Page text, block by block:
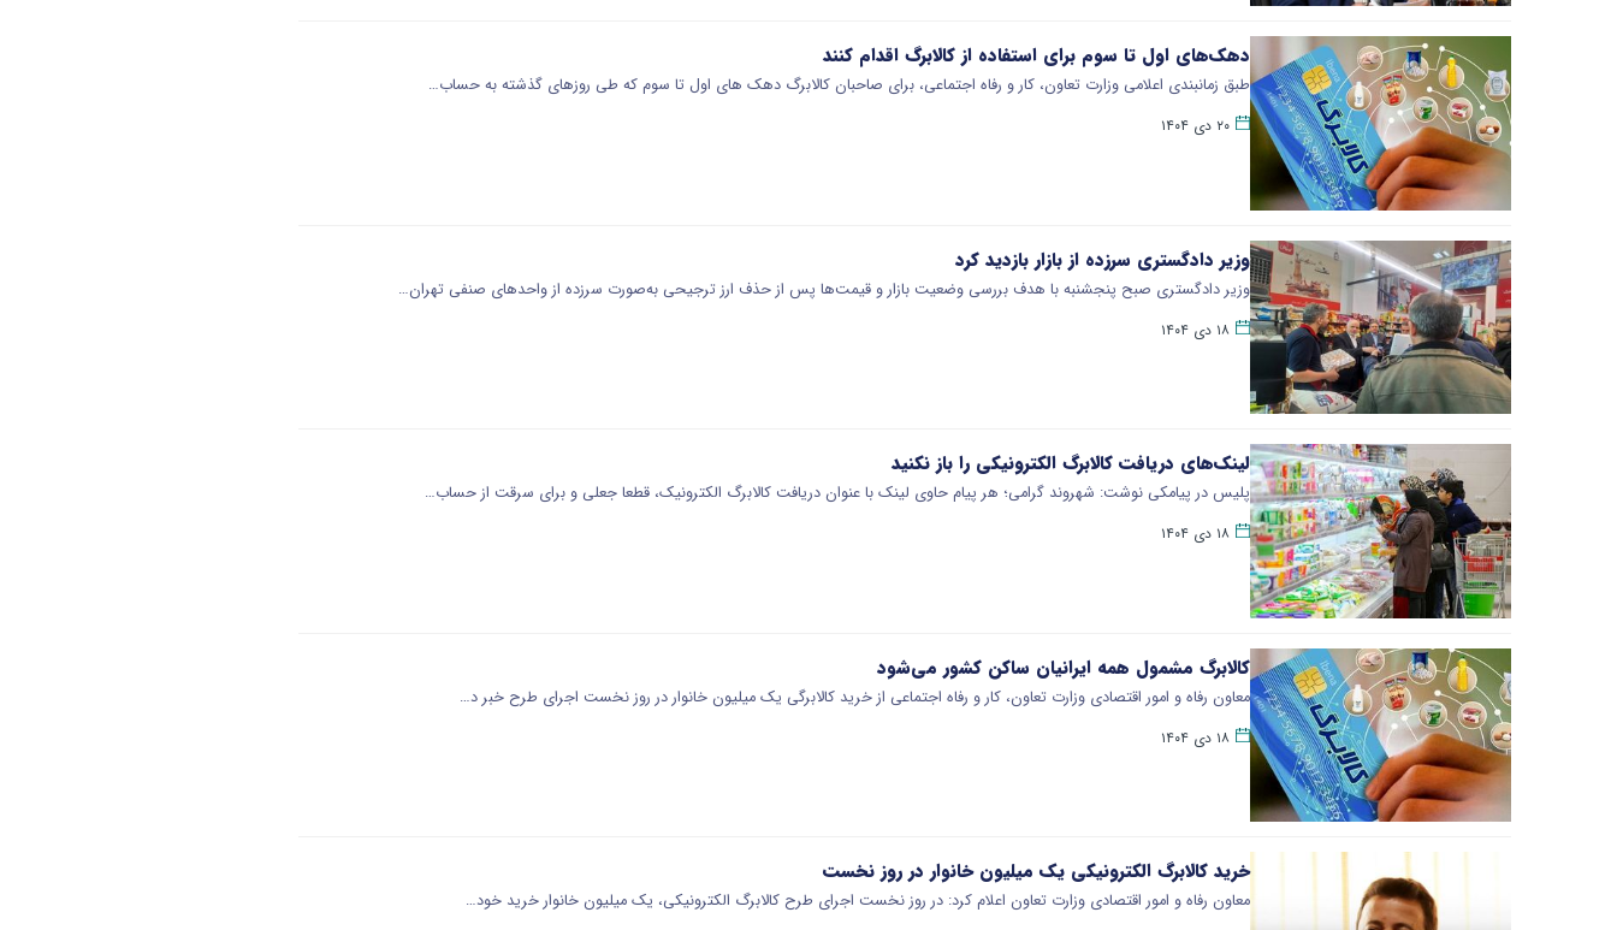
دهک‌های اول تا سوم برای استفاده از کالابرگ اقدام کنند
طبق زمانبندی اعلامی وزارت تعاون، کار و رفاه اجتماعی، برای صاحبان کالابرگ دهک های اول تا سوم که طی روزهای گذشته به حساب…
۲۰ دی ۱۴۰۴
وزیر دادگستری سرزده از بازار بازدید کرد
وزیر دادگستری صبح پنجشنبه با هدف بررسی وضعیت بازار و قیمت‌ها پس از حذف ارز ترجیحی به‌صورت سرزده از واحدهای صنفی تهران…
۱۸ دی ۱۴۰۴
لینک‌های دریافت کالابرگ الکترونیکی را باز نکنید
پلیس در پیامکی نوشت: شهروند گرامی؛ هر پیام حاوی لینک با عنوان دریافت کالابرگ الکترونیک، قطعا جعلی و برای سرقت از حساب…
۱۸ دی ۱۴۰۴
کالابرگ مشمول همه ایرانیان ساکن کشور می‌شود
معاون رفاه و امور اقتصادی وزارت تعاون، کار و رفاه اجتماعی از خرید کالابرگی یک میلیون خانوار در روز نخست اجرای طرح خبر د…
۱۸ دی ۱۴۰۴
خرید کالابرگ الکترونیکی یک میلیون خانوار در روز نخست
معاون رفاه و امور اقتصادی وزارت تعاون اعلام کرد: در روز نخست اجرای طرح کالابرگ الکترونیکی، یک میلیون خانوار خرید خود…